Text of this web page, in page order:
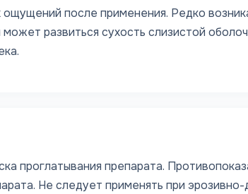
после применения. Редко
развиться сухость слизистой
проглатывания препарата.
Не следует применять при